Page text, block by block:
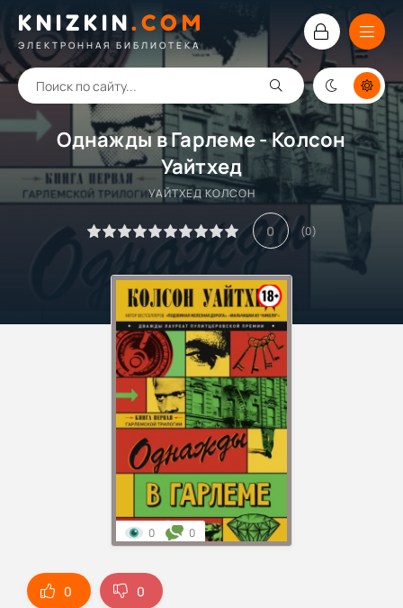
KNIZKIN.COM
ЭЛЕКТРОННАЯ БИБЛИОТЕКА
Однажды в Гарлеме - Колсон
Уайтхед
УАЙТХЕД КОЛСОН
0 (0)
0
0
0 0